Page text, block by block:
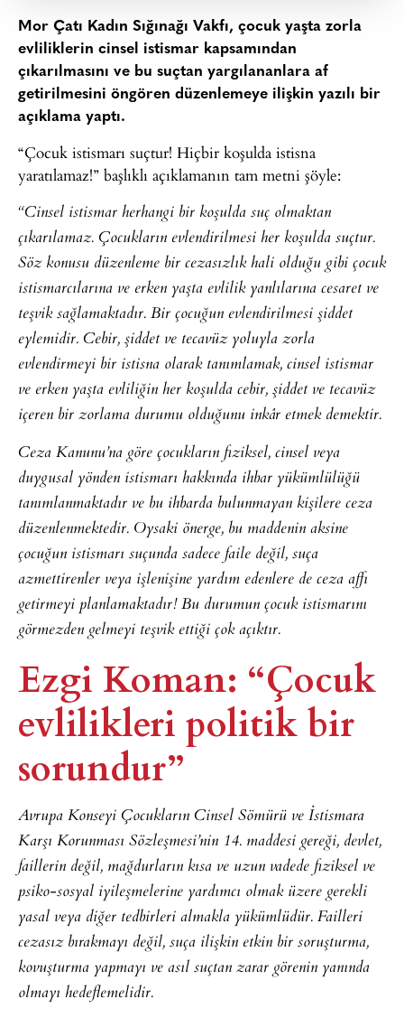
Mor Çatı Kadın Sığınağı Vakfı, çocuk yaşta zorla
evliliklerin cinsel istismar kapsamından
çıkarılmasını ve bu suçtan yargılananlara af
getirilmesini öngören düzenlemeye ilişkin yazılı bir
açıklama yaptı.
“Çocuk istismarı suçtur! Hiçbir koşulda istisna
yaratılamaz!” başlıklı açıklamanın tam metni şöyle:
“Cinsel istismar herhangi bir koşulda suç olmaktan
çıkarılamaz. Çocukların evlendirilmesi her koşulda suçtur.
Söz konusu düzenleme bir cezasızlık hali olduğu gibi çocuk
istismarcılarına ve erken yaşta evlilik yanlılarına cesaret ve
teşvik sağlamaktadır. Bir çocuğun evlendirilmesi şiddet
eylemidir. Cebir, şiddet ve tecavüz yoluyla zorla
evlendirmeyi bir istisna olarak tanımlamak, cinsel istismar
ve erken yaşta evliliğin her koşulda cebir, şiddet ve tecavüz
içeren bir zorlama durumu olduğunu inkâr etmek demektir.
Ceza Kanunu’na göre çocukların fiziksel, cinsel veya
duygusal yönden istismarı hakkında ihbar yükümlülüğü
tanımlanmaktadır ve bu ihbarda bulunmayan kişilere ceza
düzenlenmektedir. Oysaki önerge, bu maddenin aksine
çocuğun istismarı suçunda sadece faile değil, suça
azmettirenler veya işlenişine yardım edenlere de ceza affı
getirmeyi planlamaktadır! Bu durumun çocuk istismarını
görmezden gelmeyi teşvik ettiği çok açıktır.
Ezgi Koman: “Çocuk
evlilikleri politik bir
sorundur”​
Avrupa Konseyi Çocukların Cinsel Sömürü ve İstismara
Karşı Korunması Sözleşmesi’nin 14. maddesi gereği, devlet,
faillerin değil, mağdurların kısa ve uzun vadede fiziksel ve
psiko-sosyal iyileşmelerine yardımcı olmak üzere gerekli
yasal veya diğer tedbirleri almakla yükümlüdür. Failleri
cezasız bırakmayı değil, suça ilişkin etkin bir soruşturma,
kovuşturma yapmayı ve asıl suçtan zarar görenin yanında
olmayı hedeflemelidir.